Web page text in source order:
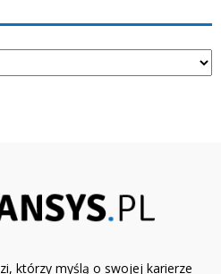
którzy myślą o swojej karierze